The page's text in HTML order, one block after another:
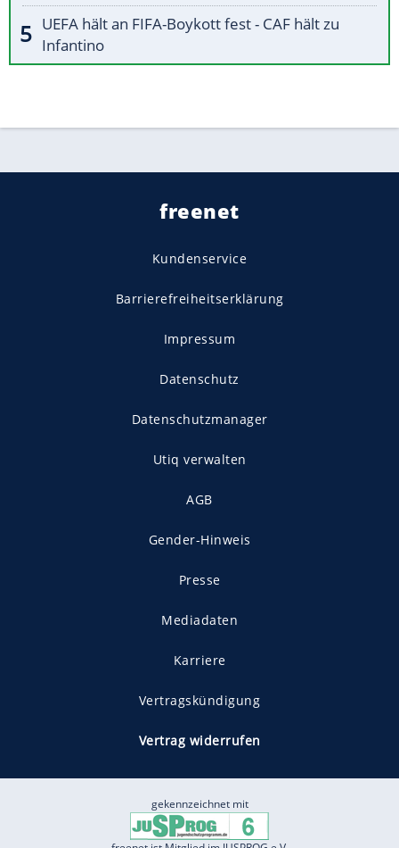
UEFA hält an FIFA-Boykott fest - CAF hält zu
Infantino
freenet
Kundenservice
Barrierefreiheitserklärung
Impressum
Datenschutz
Datenschutzmanager
Utiq verwalten
AGB
Gender-Hinweis
Presse
Mediadaten
Karriere
Vertragskündigung
Vertrag widerrufen
gekennzeichnet mit